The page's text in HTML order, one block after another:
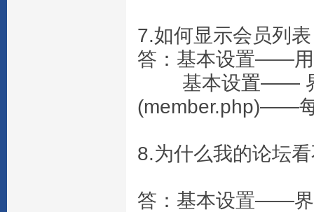
7.如何显示会员列
答：基本设置——
基本设置—— 界
(member.php)——
8.为什么我的论坛
答：基本设置——